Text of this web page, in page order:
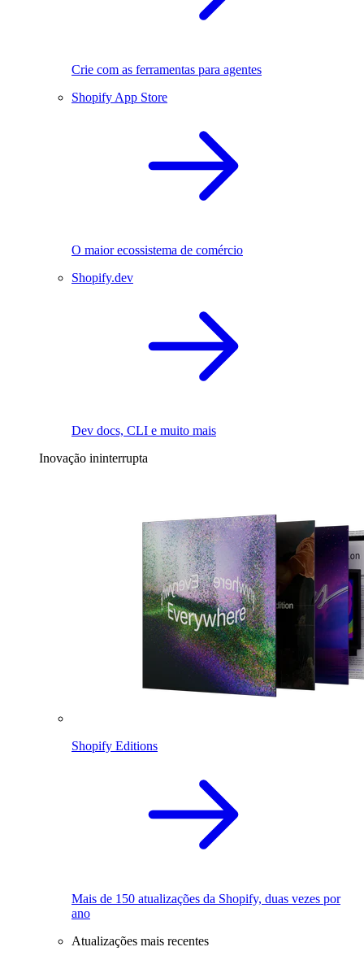
Crie com as ferramentas para agentes
Shopify App Store
O maior ecossistema de comércio
Shopify.dev
Dev docs, CLI e muito mais
Inovação ininterrupta
Shopify Editions
Mais de 150 atualizações da Shopify, duas vezes por
ano
Atualizações mais recentes